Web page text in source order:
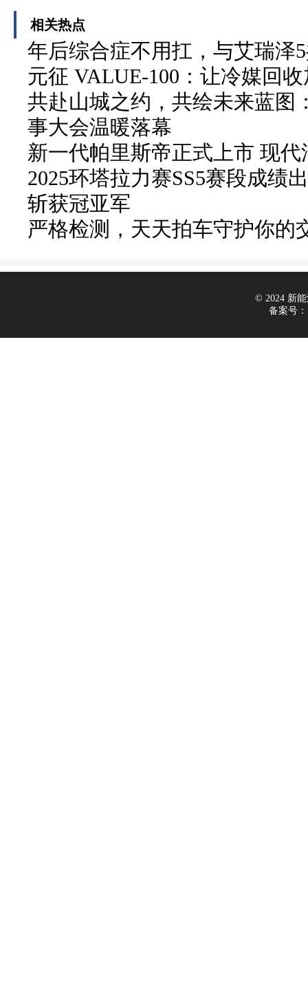
相关热点
年后综合症不用扛，与艾瑞泽
元征 VALUE-100：让冷媒回
共赴山城之约，共绘未来蓝图
事大会温暖落幕
新一代帕里斯帝正式上市 现
2025环塔拉力赛SS5赛段成绩
斩获冠亚军
严格检测，天天拍车守护你的
© 2024 新能
备案号：